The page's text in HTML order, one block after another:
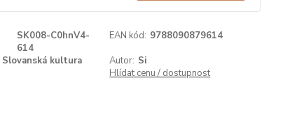
SK008-C0hnV4-
614
EAN kód: 9788090879614
Slovanská kultura Autor: Si
Hlídat cenu / dostupnost